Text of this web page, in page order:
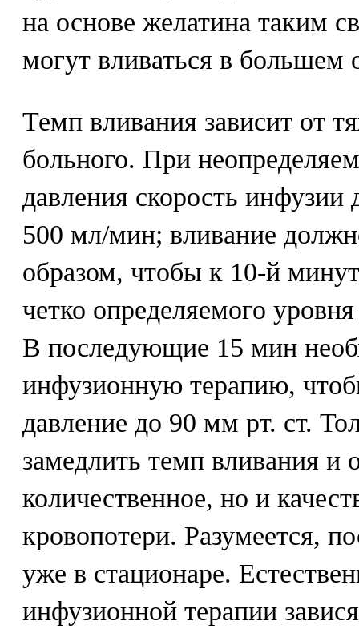
на основе желатина таким
могут вливаться в большем
Темп вливания зависит от
больного. При
давления скорость инфузии
500 мл/мин; вливание
образом, чтобы к 10-й
четко определяемого
В последующие 15 мин
инфузионную терапию,
давление до 90 мм рт. ст.
замедлить темп вливания и
количественное, но и
кровопотери. Разумеется,
уже в стационаре.
инфузионной терапии